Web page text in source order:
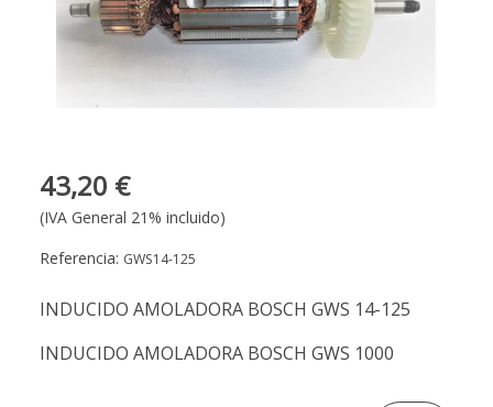
43,20 €
(IVA General 21% incluido)
Referencia: GWS14-125
INDUCIDO AMOLADORA BOSCH GWS 14-125
INDUCIDO AMOLADORA BOSCH GWS 1000